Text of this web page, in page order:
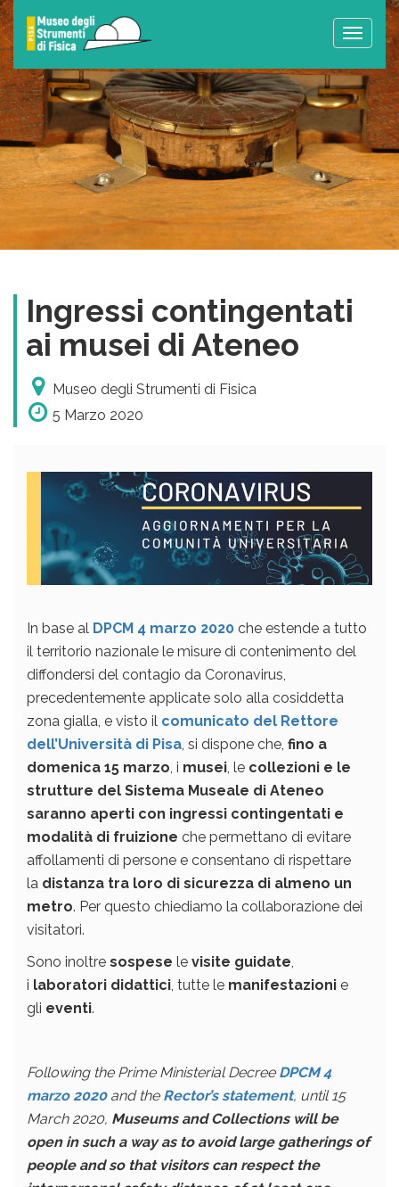
Toggle
Ingressi contingentati
ai musei di Ateneo
Museo degli Strumenti di Fisica
5 Marzo 2020
In base al DPCM 4 marzo 2020 che estende a tutto
il territorio nazionale le misure di contenimento del
diffondersi del contagio da Coronavirus,
precedentemente applicate solo alla cosiddetta
zona gialla, e visto il comunicato del Rettore
dell’Università di Pisa, si dispone che, fino a
domenica 15 marzo, i musei, le collezioni e le
strutture del Sistema Museale di Ateneo
saranno aperti con ingressi contingentati e
modalità di fruizione che permettano di evitare
affollamenti di persone e consentano di rispettare
la distanza tra loro di sicurezza di almeno un
metro. Per questo chiediamo la collaborazione dei
visitatori.
Sono inoltre sospese le visite guidate,
i laboratori didattici, tutte le manifestazioni e
gli eventi.
Following the Prime Ministerial Decree DPCM 4
marzo 2020and the Rector’s statement, until 15
March 2020, Museums and Collections will be
open in such a way as to avoid large gatherings of
people and so that visitors can respect the